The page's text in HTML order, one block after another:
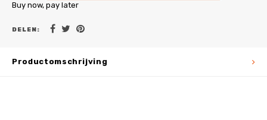
Buy now, pay later
DELEN:
Productomschrijving